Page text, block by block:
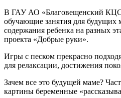
В ГАУ АО «Благовещенский
обучающие занятия для будущих
содержания ребенка на разных
проекта «Добрые руки».
Игры с песком прекрасно
для релаксации, достижения
Зачем все это будущей маме?
картины беременные